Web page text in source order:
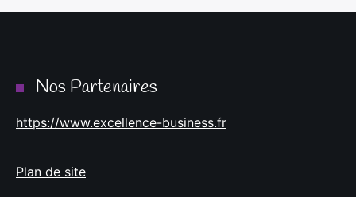
Nos Partenaires
https://www.excellence-business.fr
Plan de site